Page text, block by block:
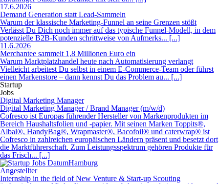
17.6.2026
Demand Generation statt Lead-Sammeln
Warum der klassische Marketing-Funnel an seine Grenzen stößt
Verlässt Du Dich noch immer auf das typische Funnel-Modell, in dem
potenzielle B2B-Kunden schrittweise von Aufmerks... [...]
11.6.2026
Merchantee sammelt 1,8 Millionen Euro ein
Warum Marktplatzhandel heute nach Automatisierung verlangt
Vielleicht arbeitest Du selbst in einem E-Commerce-Team oder führst
einen Markenstore – dann kennst Du das Problem au... [...]
Startup
Jobs
Digital Marketing Manager
Digital Marketing Manager / Brand Manager (m/w/d)
Cofresco ist Europas führender Hersteller von Markenprodukten im
Bereich Haushaltsfolien und -papier. Mit seinen Marken Toppits®,
Albal®, HandyBag®, Wrapmaster®, Bacofoil® und caterwrap® ist
Cofresco in zahlreichen europäischen Ländern präsent und besetzt dort
die Marktführerschaft. Zum Leistungsspektrum gehören Produkte für
das Frisch... [...]
Hamburg
Angestellter
Internship in the field of New Venture & Start-up Scouting